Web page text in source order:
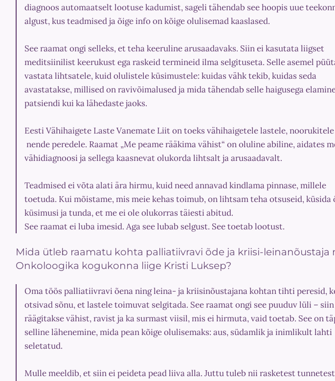
diagnoos automaatselt lootuse kadumist, sageli tähendab see hoopis uue
algust, kus teadmised ja õige info on kõige olulisemad kaaslased.
See raamat ongi selleks, et teha keeruline arusaadavaks. Siin ei kasutata liigset
meditsiinilist keerukust ega raskeid termineid ilma selgituseta. Selle asemel
vastata lihtsatele, kuid olulistele küsimustele: kuidas vähk tekib, kuidas seda
avastatakse, millised on ravivõimalused ja mida tähendab selle haigusega
patsiendi kui ka lähedaste jaoks.
Eesti Vähihaigete Laste Vanemate Liit on toeks vähihaigetele lastele,
nende peredele. Raamat „Me peame rääkima vähist“ on oluline abiline, aidates
vähidiagnoosi ja sellega kaasnevat olukorda lihtsalt ja arusaadavalt.
Teadmised ei võta alati ära hirmu, kuid need annavad kindlama pinnase, millele
toetuda. Kui mõistame, mis meie kehas toimub, on lihtsam teha otsuseid, küsida
küsimusi ja tunda, et me ei ole olukorras täiesti abitud.
See raamat ei luba imesid. Aga see lubab selgust. See toetab lootust.
Mida ütleb raamatu kohta palliatiivravi õde ja kriisi-leinanõustaja
Onkoloogika kogukonna liige Kristi Luksep?
Oma töös palliatiivravi õena ning leina- ja kriisinõustajana kohtan tihti peresid,
otsivad sõnu, et lastele toimuvat selgitada. See raamat ongi see puuduv lüli – siin
räägitakse vähist, ravist ja ka surmast viisil, mis ei hirmuta, vaid toetab. See on
selline lähenemine, mida pean kõige olulisemaks: aus, südamlik ja inimlikult lahti
seletatud.
Mulle meeldib, et siin ei peideta pead liiva alla. Juttu tuleb nii rasketest